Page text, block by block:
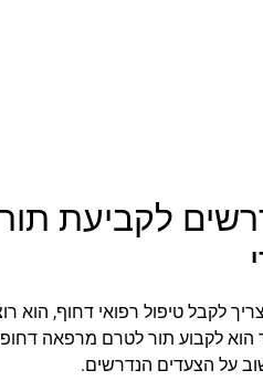
לקביעת
לקבל טיפול רפואי דחוף, הוא
לקבוע תור לטרם מרפאה
על הצעדים הנדרשים.